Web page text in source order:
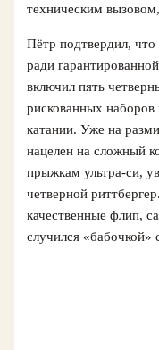
техническим
Пётр подтвердил, что
ради
включил пять
рискованных
катании. Уже на
нацелен на сложный
прыжкам ультра-си,
четверной
качественные флип,
случился «бабочкой»